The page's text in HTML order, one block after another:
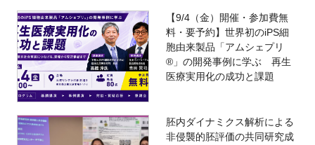
【9/4（金）開催・参加費無
料・要予約】世界初のiPS細
胞由来製品「アムシェプリ
®」の開発事例に学ぶ 再生
医療実用化の成功と課題
胚内ダイナミクス解析による
非侵襲的胚評価の共同研究成